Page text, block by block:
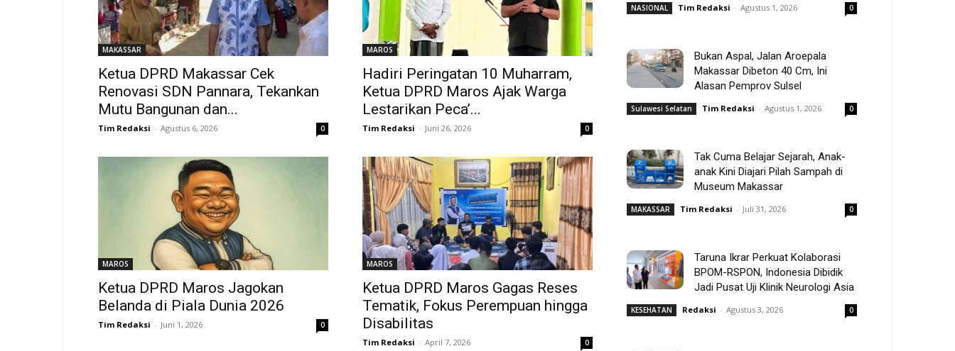
MAKASSAR
Ketua DPRD Makassar Cek
Renovasi SDN Pannara, Tekankan
Mutu Bangunan dan...
Tim Redaksi - Agustus 6, 2026 0
MAROS
Hadiri Peringatan 10 Muharram,
Ketua DPRD Maros Ajak Warga
Lestarikan Peca’...
Tim Redaksi - Juni 26, 2026 0
MAROS
Ketua DPRD Maros Jagokan
Belanda di Piala Dunia 2026
Tim Redaksi - Juni 1, 2026 0
MAROS
Ketua DPRD Maros Gagas Reses
Tematik, Fokus Perempuan hingga
Disabilitas
Tim Redaksi - April 7, 2026 0
NASIONAL Tim Redaksi - Agustus 1, 2026 0
Bukan Aspal, Jalan Aroepala
Makassar Dibeton 40 Cm, Ini
Alasan Pemprov Sulsel
Sulawesi Selatan Tim Redaksi - Agustus 1, 2026 0
Tak Cuma Belajar Sejarah, Anak-
anak Kini Diajari Pilah Sampah di
Museum Makassar
MAKASSAR Tim Redaksi - Juli 31, 2026 0
Taruna Ikrar Perkuat Kolaborasi
BPOM-RSPON, Indonesia Dibidik
Jadi Pusat Uji Klinik Neurologi Asia
KESEHATAN Redaksi - Agustus 3, 2026 0